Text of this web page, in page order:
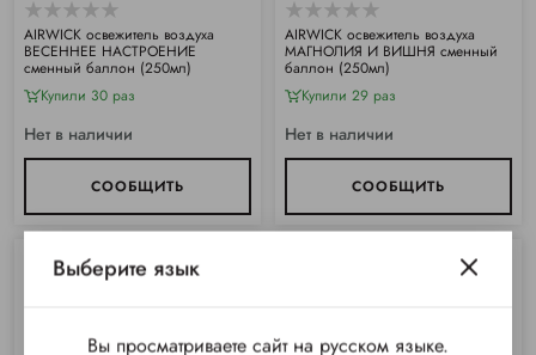
АIRWICK освежитель воздуха
ВЕСЕННЕЕ НАСТРОЕНИЕ
сменный баллон (250мл)
Купили 30 раз
Нет в наличии
СООБЩИТЬ
АIRWICK освежитель воздуха
МАГНОЛИЯ И ВИШНЯ сменный
баллон (250мл)
Купили 29 раз
Нет в наличии
СООБЩИТЬ
Выберите язык
Вы просматриваете сайт на русском языке.